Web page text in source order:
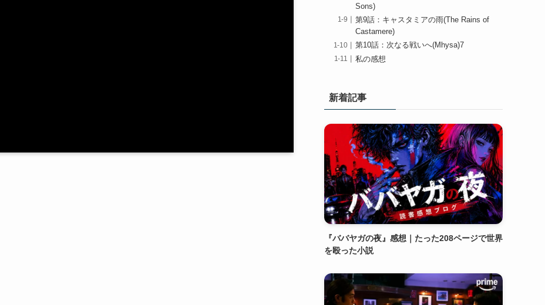
Sons)
第9話：キャスタミアの雨(The Rains of
Castamere)
第10話：次なる戦いへ(Mhysa)7
私の感想
新着記事
『ババヤガの夜』感想｜たった208ページで世界
を殴った小説